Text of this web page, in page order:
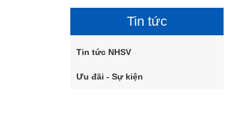
Tin tức
Tin tức NHSV
Ưu đãi - Sự kiện